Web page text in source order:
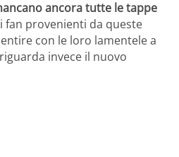
ancora tutte le tappe
fan provenienti da queste
con le loro lamentele a
invece il nuovo